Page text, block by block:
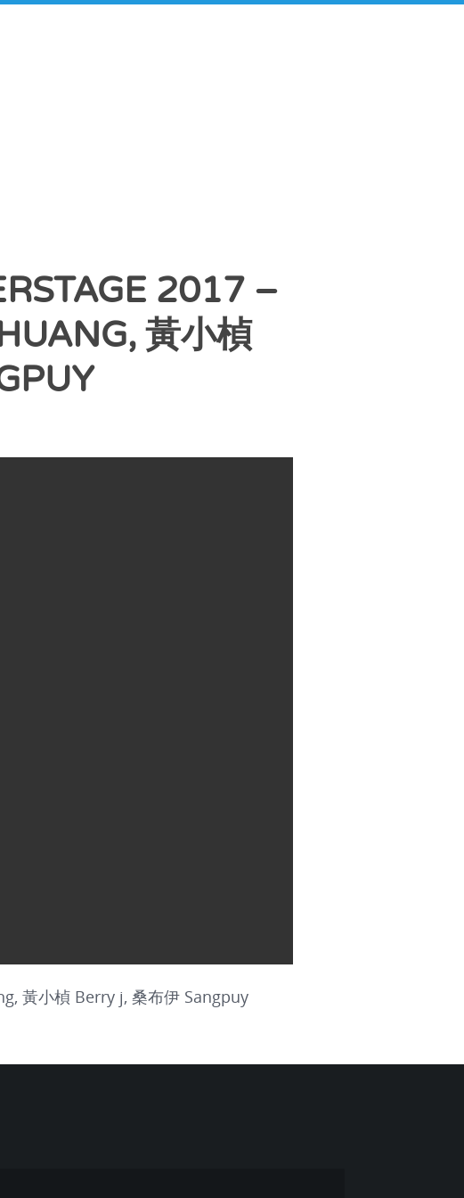
2017 –
黃小楨
黃小楨 Berry j, 桑布伊 Sangpuy